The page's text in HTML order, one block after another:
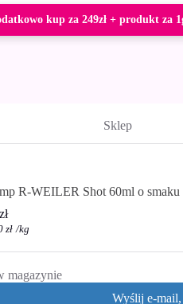
kup za 249zł + produkt za
Sklep
R-WEILER Shot 60ml o smaku
zł
zł /kg
magazynie
Wyślij e-